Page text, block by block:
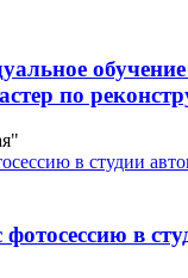
по
фотосессию в